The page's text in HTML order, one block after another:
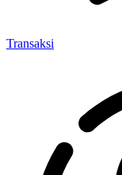
Transaksi